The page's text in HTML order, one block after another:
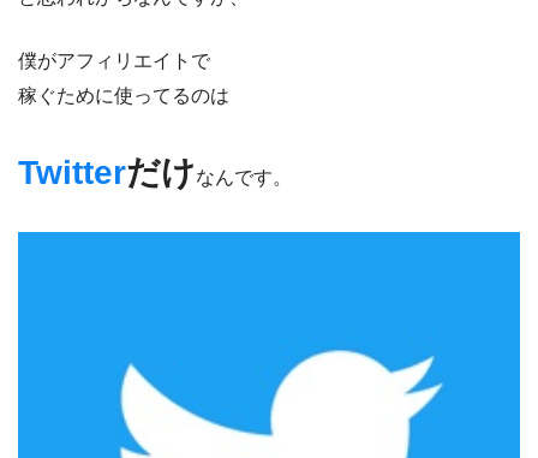
僕がアフィリエイトで
稼ぐために使ってるのは
Twitterだけなんです。